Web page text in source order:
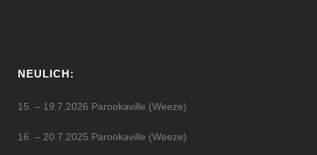
NEULICH:
15. – 19.7.2026 Parookaville (Weeze)
16. – 20.7.2025 Parookaville (Weeze)